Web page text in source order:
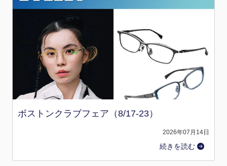
ボストンクラブフェア（8/17-23）
2026年07月14日
続きを読む